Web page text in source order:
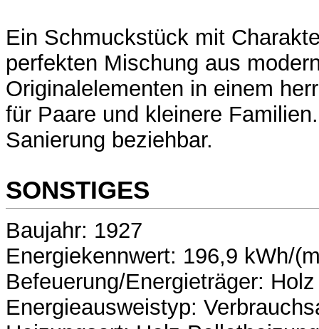
Ein Schmuckstück mit
perfekten Mischung aus
Originalelementen in einem
für Paare und kleinere
Sanierung beziehbar.
SONSTIGES
Baujahr: 1927
Energiekennwert: 196,9 kWh/
Befeuerung/Energieträger: Holz
Energieausweistyp: